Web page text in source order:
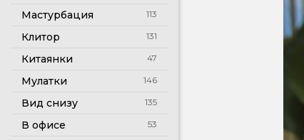
Мастурбация 113
Клитор 131
Китаянки 47
Мулатки 146
Вид снизу 135
В офисе 53